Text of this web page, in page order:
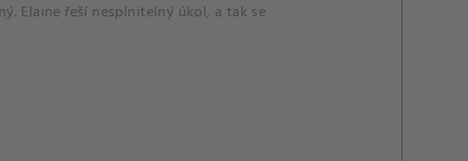
Elaine řeší nesplnitelný úkol, a tak se